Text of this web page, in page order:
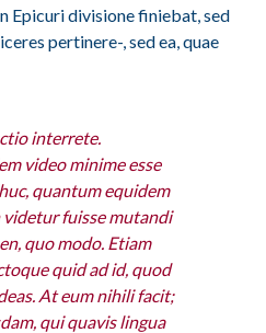
Epicuri divisione finiebat, sed
pertinere-, sed ea, quae
interrete.
video minime esse
quantum equidem
videtur fuisse mutandi
quo modo. Etiam
quid ad id, quod
At eum nihili facit;
qui quavis lingua